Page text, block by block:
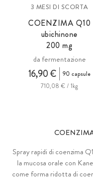
3 MESI DI SCORTA
COENZIMA Q10
ubichinone
200 mg
da fermentazione
16,90 €
90 capsule
710,08 € / 1kg
Spray rapidi di coenzima
la mucosa orale con
come forma ridotta di